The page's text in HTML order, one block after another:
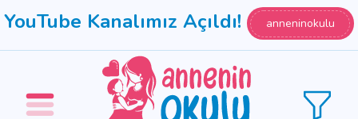
YouTube Kanalımız Açıldı! anneninokulu